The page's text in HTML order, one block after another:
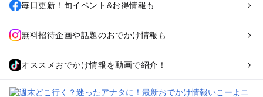
毎日更新！旬イベント&お得情報も
無料招待企画や話題のおでかけ情報も
オススメおでかけ情報を動画で紹介！